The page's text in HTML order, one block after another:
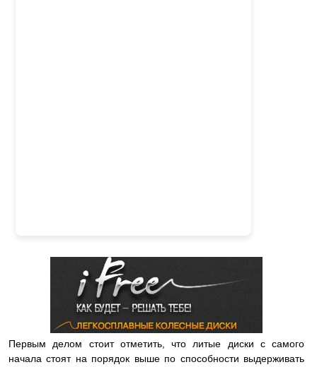
Первым делом стоит отметить, что литые диски с самого
начала стоят на порядок выше по способности выдерживать